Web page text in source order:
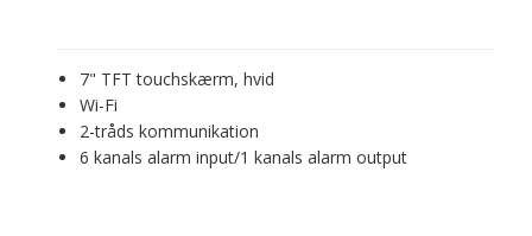
7" TFT touchskærm, hvid
Wi-Fi
2-tråds kommunikation
6 kanals alarm input/1 kanals alarm output